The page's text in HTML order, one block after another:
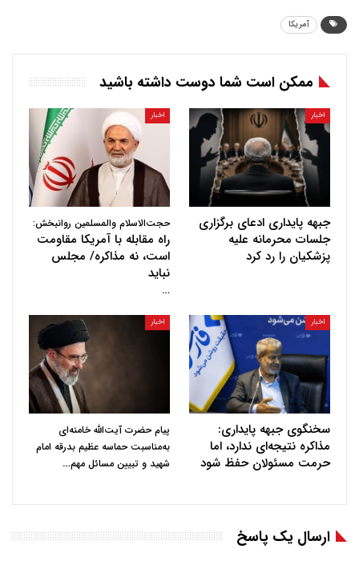
آمریکا
ممکن است شما دوست داشته باشید
اخبار
جبهه پایداری ادعای برگزاری
جلسات محرمانه علیه
پزشکیان را رد کرد
اخبار
حجت‌الاسلام والمسلمین روانبخش:
راه مقابله با آمریکا مقاومت
است، نه مذاکره/ مجلس
نباید
…
اخبار
سخنگوی جبهه پایداری:
مذاکره نتیجه‌ای ندارد، اما
حرمت مسئولان حفظ شود
اخبار
پیام حضرت آیت‌الله خامنه‌ای
به‌مناسبت حماسه عظیم بدرقه امام
شهید و تبیین مسائل مهم…
ارسال یک پاسخ